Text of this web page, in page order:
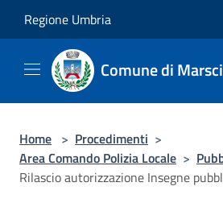
Regione Umbria
Comune di
Home > Procedimenti >
Area Comando Polizia Locale >
Rilascio autorizzazione Insegne